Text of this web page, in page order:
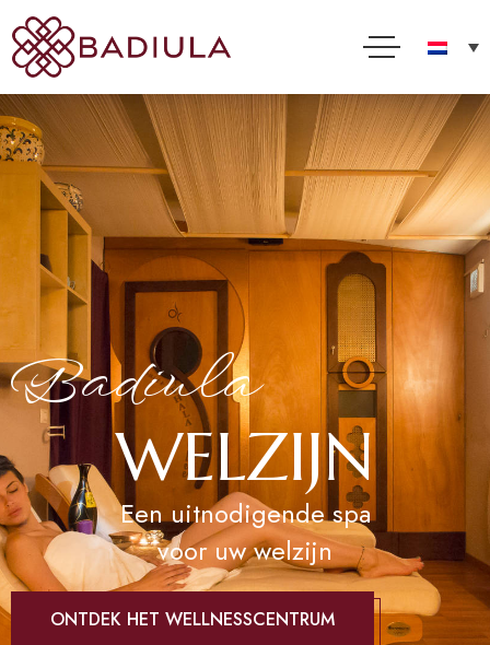
Badiula
WELZIJN
Een uitnodigende spa
voor uw welzijn
ONTDEK HET WELLNESSCENTRUM